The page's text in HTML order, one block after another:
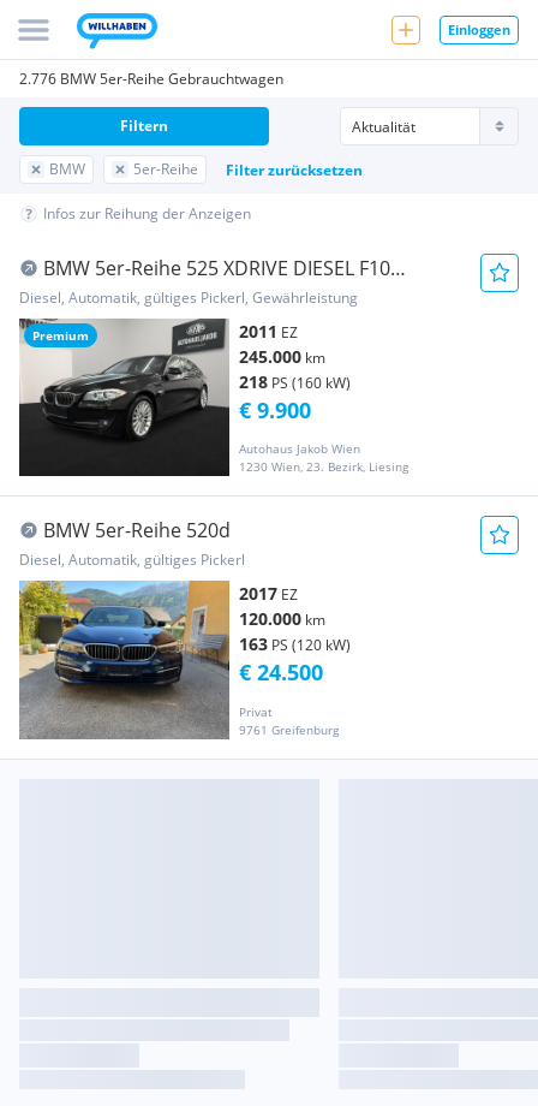
Einloggen
2.776 BMW 5er-Reihe Gebrauchtwagen
BMW 5er-Reihe Filter zurücksetzen
Filtern
Infos zur Reihung der Anzeigen
Premium
BMW 5er-Reihe 525 XDRIVE DIESEL F10
****AUTOMATIK-TEMPOMAT-KA...
Diesel, Automatik, gültiges Pickerl, Gewährleistung
2011 EZ
245.000 km
218 PS (160 kW)
Autohaus Jakob Wien
1230 Wien, 23. Bezirk, Liesing
€ 9.900
BMW 5er-Reihe 520d
Diesel, Automatik, gültiges Pickerl
2017 EZ
120.000 km
163 PS (120 kW)
Privat
9761 Greifenburg
€ 24.500